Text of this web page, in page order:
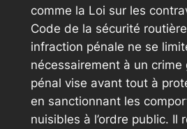
comme la Loi sur les
Code de la sécurité
infraction pénale ne se
nécessairement à un
pénal vise avant tout à
en sanctionnant les
nuisibles à l’ordre public. Il